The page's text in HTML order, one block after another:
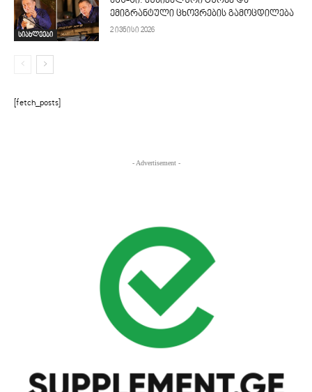
სიახლეები
ემიგრანტული ცხოვრების გამოცდილება
2 ივნისი 2026
[fetch_posts]
- Advertisement -